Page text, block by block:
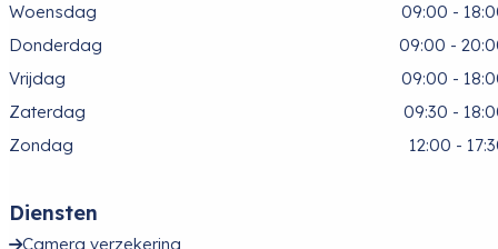
Woensdag
09:00 -
Donderdag
09:00 -
Vrijdag
09:00 -
Zaterdag
09:30 -
Zondag
12:00 -
Diensten
Camera verzekering